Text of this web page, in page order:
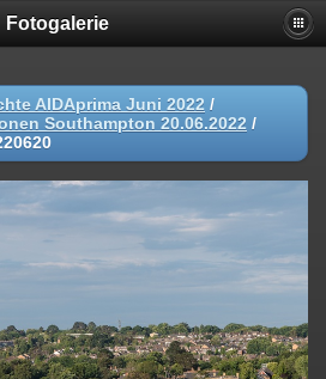
Fotogalerie
AIDAprima Juni 2022 /
Southampton 20.06.2022 /